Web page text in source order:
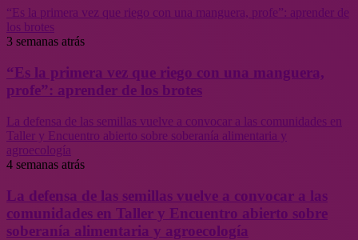
“Es la primera vez que riego con una manguera, profe”: aprender de
los brotes
3 semanas atrás
“Es la primera vez que riego con una manguera,
profe”: aprender de los brotes
La defensa de las semillas vuelve a convocar a las comunidades en
Taller y Encuentro abierto sobre soberanía alimentaria y
agroecología
4 semanas atrás
La defensa de las semillas vuelve a convocar a las
comunidades en Taller y Encuentro abierto sobre
soberanía alimentaria y agroecología